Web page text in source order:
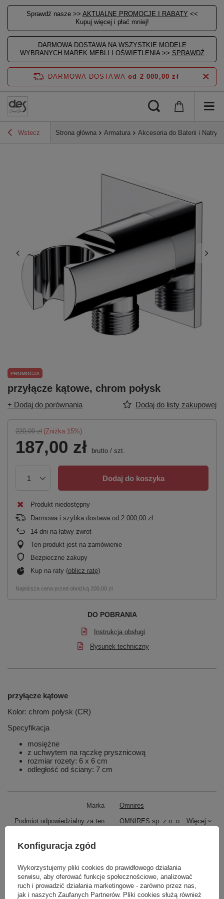
Sprawdź nasze >> AKTUALNE PROMOCJE I RABATY <<
Kupuj więcej i płać mniej!
DARMOWA DOSTAWA NA WSZYSTKIE MODELE
WYBRANYCH MAREK MEBLI I OŚWIETLENIA >> SPRAWDŹ
DARMOWA DOSTAWA od 2 000,00 zł
Wstecz Strona główna Armatura Akcesoria do Baterii i
PROMOCJA
przyłącze kątowe, chrom połysk
+ Dodaj do porównania Dodaj do listy zakupowej
220,00 zł (Zniżka 15%)
187,00 zł brutto / szt.
Dodaj do koszyka
Produkt niedostępny
Darmowa i szybka dostawa od 2 000,00 zł
14 dni na łatwy zwrot
Ten produkt jest na zamówienie
Bezpieczne zakupy
Kup na raty (oblicz ratę)
Najniższa cena przed obniżką 200,00 zł
DO POBRANIA
Instrukcja obsługi
Rysunek techniczny
przyłącze kątowe
Kolor: chrom połysk (CR)
Specyfikacja
mosiężne
z uchwytem na rączkę prysznicową
rozmiar rozety: 6 x 6 cm
odległość od ściany: 7 cm
Marka Omnires
Podmiot odpowiedzialny za ten
OMNIRES sp. z o. o. Więcej
Symbol
Potrzebujesz pomocy? Masz pytania?
Zadaj pytanie a my odpowiemy niezwłocznie,
najciekawsze pytania i odpowiedzi publikując
dla innych.
Zadaj pytanie
Konfiguracja zgód
Wykorzystujemy pliki cookies do prawidłowego działania
serwisu, aby oferować funkcje społecznościowe, analizować
ruch i prowadzić działania marketingowe - zarówno przez nas,
jak i naszych Zaufanych Partnerów. Pliki cookies służą również